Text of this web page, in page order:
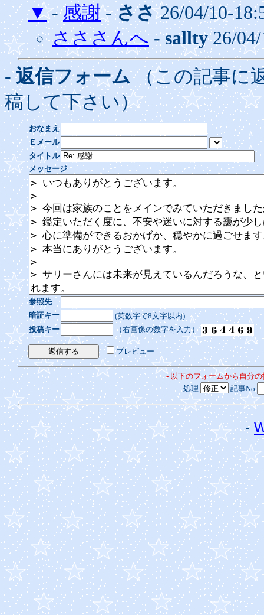
▼-感謝-ささ26/04/10-
さささんへ-sallty26/
- 返信フォーム（この記事に
稿して下さい）
おなまえ
Ｅメール
タイトル
メッセージ
参照先
暗証キー
(英数字で8文字以内)
投稿キー
（右画像の数字を入力）
プレビュー
- 以下のフォームから自分
処理
記事No
-